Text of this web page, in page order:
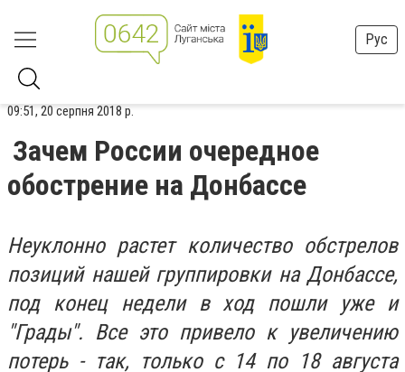
Рус
09:51, 20 серпня 2018 р.
Зачем России очередное
обострение на Донбассе
Неуклонно растет количество обстрелов
позиций нашей группировки на Донбассе,
под конец недели в ход пошли уже и
"Грады". Все это привело к увеличению
потерь - так, только с 14 по 18 августа